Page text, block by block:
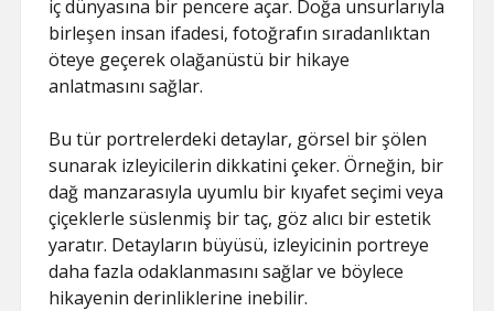
iç dünyasına bir pencere açar. Doğa unsurlarıyla
birleşen insan ifadesi, fotoğrafın sıradanlıktan
öteye geçerek olağanüstü bir hikaye
anlatmasını sağlar.
Bu tür portrelerdeki detaylar, görsel bir şölen
sunarak izleyicilerin dikkatini çeker. Örneğin, bir
dağ manzarasıyla uyumlu bir kıyafet seçimi veya
çiçeklerle süslenmiş bir taç, göz alıcı bir estetik
yaratır. Detayların büyüsü, izleyicinin portreye
daha fazla odaklanmasını sağlar ve böylece
hikayenin derinliklerine inebilir.